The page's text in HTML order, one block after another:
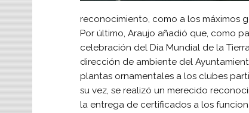
reconocimiento, como a los máximos
Por último, Araujo añadió que, como
celebración del Día Mundial de la
dirección de ambiente del
plantas ornamentales a los clubes
su vez, se realizó un merecido
la entrega de certificados a los